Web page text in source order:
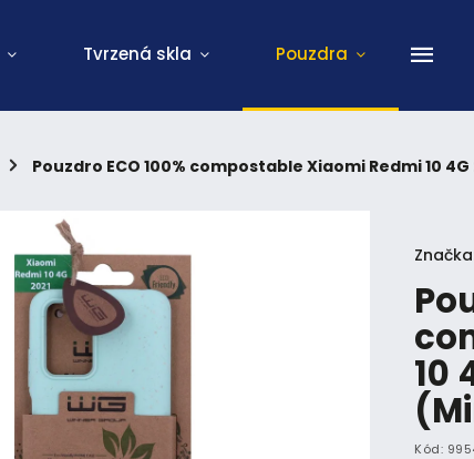
Tvrzená skla Pouzdra
/ Pouzdro ECO 100% compostable Xiaomi Redmi 10
10
Kód: